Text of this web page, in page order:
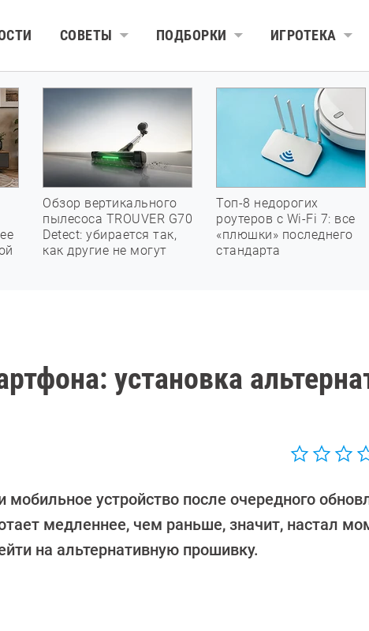
СОВЕТЫ ПОДБОРКИ ИГРОТЕКА
Обзор вертикального
пылесоса TROUVER G70
Detect: убирается так,
как другие не могут
Топ-8 недорогих
роутеров с Wi-Fi 7: все
«плюшки» последнего
стандарта
установка
мобильное устройство после очередного
медленнее, чем раньше, значит, настал
на альтернативную прошивку.